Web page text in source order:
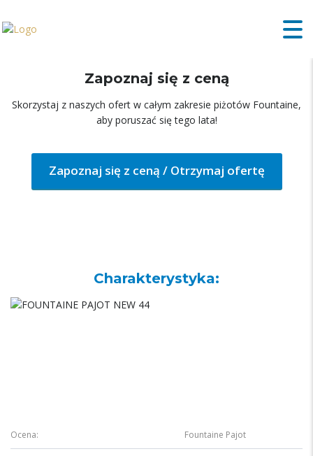
Zapoznaj się z ceną
Skorzystaj z naszych ofert w całym zakresie piżotów Fountaine,
aby poruszać się tego lata!
Zapoznaj się z ceną / Otrzymaj ofertę
Charakterystyka:
Ocena: Fountaine Pajot